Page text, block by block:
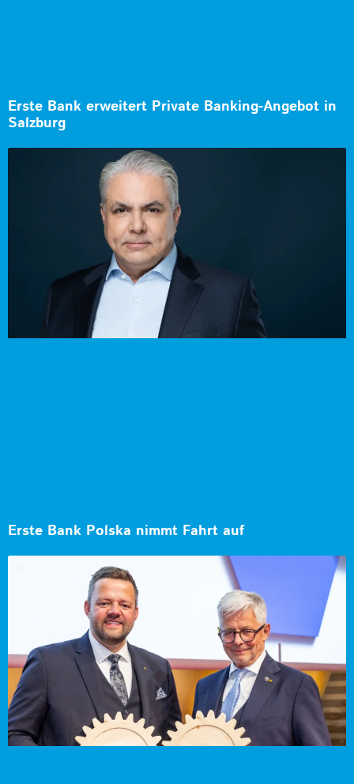
Erste Bank erweitert Private Banking-Angebot in
Salzburg
Erste Bank Polska nimmt Fahrt auf